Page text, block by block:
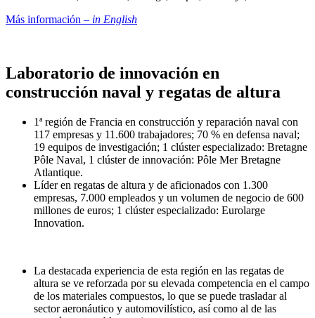
Más información – in English
Laboratorio de innovación en
construcción naval y regatas de altura
1ª región de Francia en construcción y reparación naval con
117 empresas y 11.600 trabajadores; 70 % en defensa naval;
19 equipos de investigación; 1 clúster especializado: Bretagne
Pôle Naval, 1 clúster de innovación: Pôle Mer Bretagne
Atlantique.
Líder en regatas de altura y de aficionados con 1.300
empresas, 7.000 empleados y un volumen de negocio de 600
millones de euros; 1 clúster especializado: Eurolarge
Innovation.
La destacada experiencia de esta región en las regatas de
altura se ve reforzada por su elevada competencia en el campo
de los materiales compuestos, lo que se puede trasladar al
sector aeronáutico y automovilístico, así como al de las